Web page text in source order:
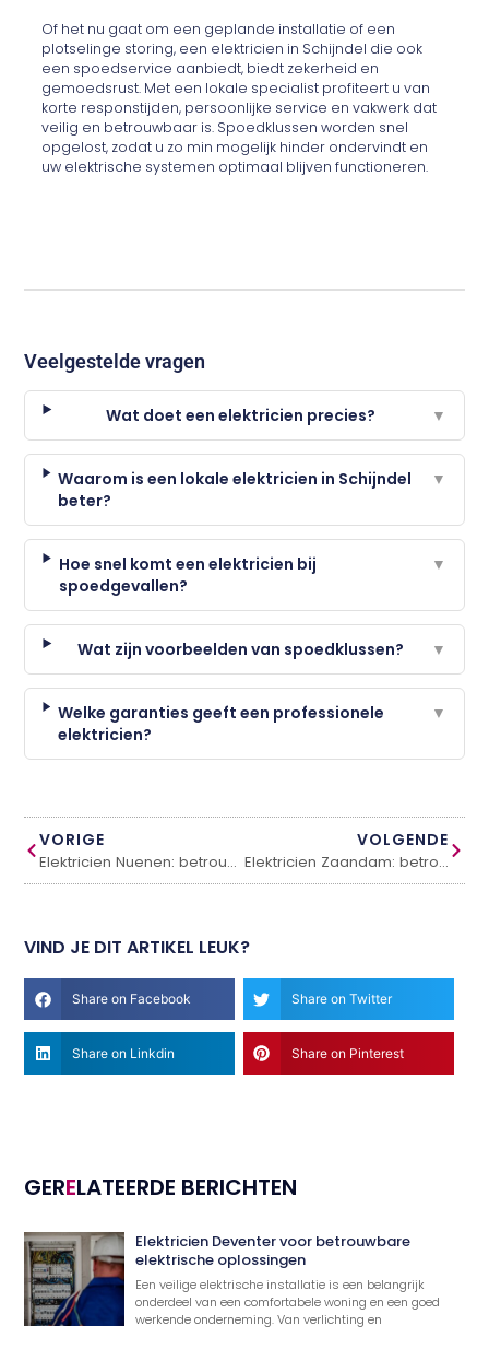
Of het nu gaat om een geplande installatie of een
plotselinge storing, een elektricien in Schijndel die ook
een spoedservice aanbiedt, biedt zekerheid en
gemoedsrust. Met een lokale specialist profiteert u van
korte responstijden, persoonlijke service en vakwerk dat
veilig en betrouwbaar is. Spoedklussen worden snel
opgelost, zodat u zo min mogelijk hinder ondervindt en
uw elektrische systemen optimaal blijven functioneren.
Veelgestelde vragen
Wat doet een elektricien precies? ▼
Waarom is een lokale elektricien in Schijndel
beter?
▼
Hoe snel komt een elektricien bij
spoedgevallen?
▼
Wat zijn voorbeelden van spoedklussen? ▼
Welke garanties geeft een professionele
elektricien?
▼
VORIGE
Elektricien Nuenen: betrouwbaar en snel bij storingen
VOLGENDE
Elektricien Zaandam: betrouwbaar en snel bij storingen
VIND JE DIT ARTIKEL LEUK?
Share on Facebook Share on Twitter
Share on Linkdin Share on Pinterest
GERELATEERDE BERICHTEN
Elektricien Deventer voor betrouwbare
elektrische oplossingen
Een veilige elektrische installatie is een belangrijk
onderdeel van een comfortabele woning en een goed
werkende onderneming. Van verlichting en